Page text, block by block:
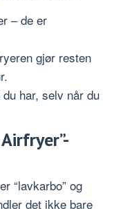
– de er
gjør resten
har, selv når du
“lavkarbo” og
det ikke bare